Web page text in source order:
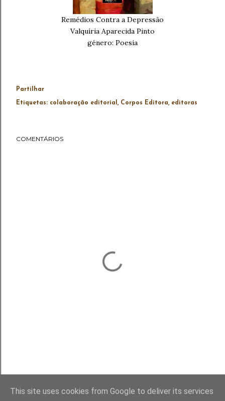
Remédios Contra a Depressão
Valquíria Aparecida Pinto
género: Poesia
Partilhar
Etiquetas: colaboração editorial Corpos Editora editoras
COMENTÁRIOS
This site uses cookies from Google to deliver its services